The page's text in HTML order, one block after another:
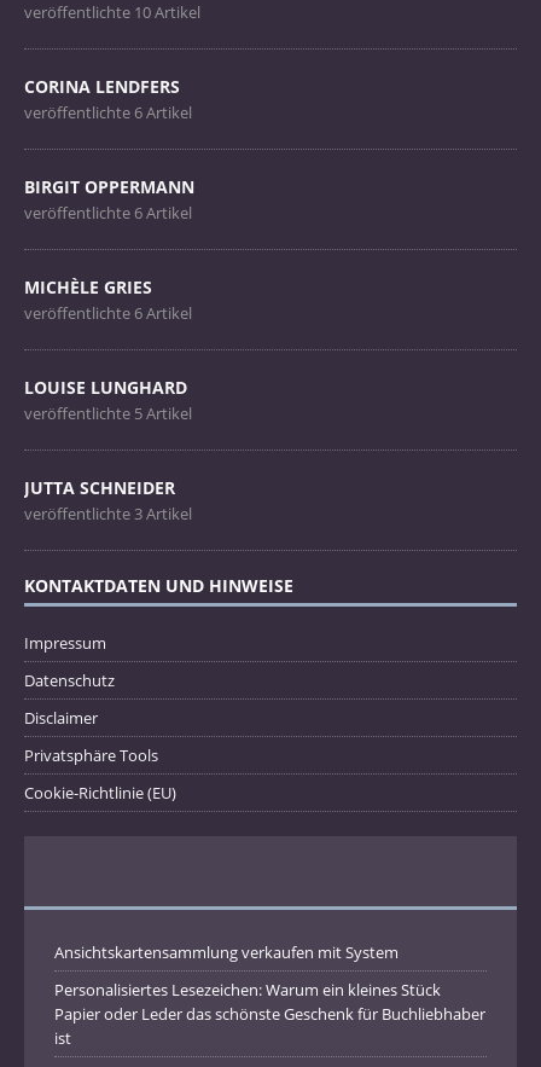
veröffentlichte 10 Artikel
CORINA LENDFERS
veröffentlichte 6 Artikel
BIRGIT OPPERMANN
veröffentlichte 6 Artikel
MICHÈLE GRIES
veröffentlichte 6 Artikel
LOUISE LUNGHARD
veröffentlichte 5 Artikel
JUTTA SCHNEIDER
veröffentlichte 3 Artikel
KONTAKTDATEN UND HINWEISE
Impressum
Datenschutz
Disclaimer
Privatsphäre Tools
Cookie-Richtlinie (EU)
Ansichtskartensammlung verkaufen mit System
Personalisiertes Lesezeichen: Warum ein kleines Stück
Papier oder Leder das schönste Geschenk für Buchliebhaber
ist